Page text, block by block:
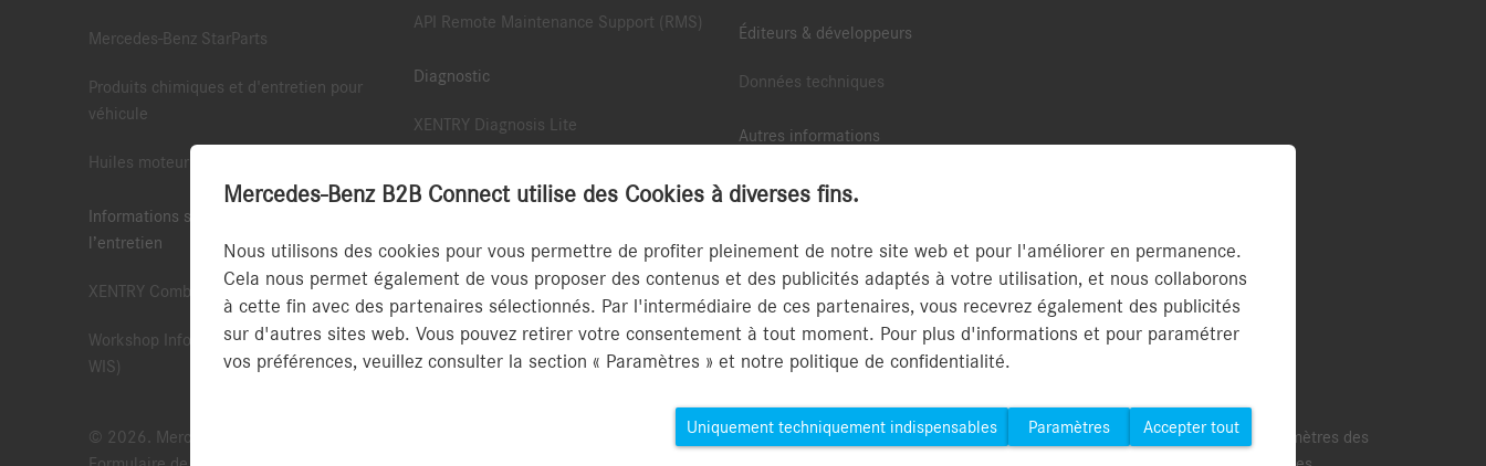
Mercedes-Benz B2B Connect utilise des Cookies à diverses fins.
Nous utilisons des cookies pour vous permettre de profiter pleinement de notre site web et pour l'améliorer en permanence.
Cela nous permet également de vous proposer des contenus et des publicités adaptés à votre utilisation, et nous collaborons
à cette fin avec des partenaires sélectionnés. Par l'intermédiaire de ces partenaires, vous recevrez également des publicités
sur d'autres sites web. Vous pouvez retirer votre consentement à tout moment. Pour plus d'informations et pour paramétrer
vos préférences, veuillez consulter la section « Paramètres » et notre politique de confidentialité.
Uniquement techniquement indispensables Paramètres Accepter tout
Mercedes-Benz StarParts
Produits chimiques et d'entretien pour
véhicule
Huiles moteur d'Origine Mercedes-Benz
Informations sur la réparation et
l’entretien
XENTRY Combo Package
Workshop Information System (XENTRY
WIS)
API Remote Maintenance Support (RMS)
Diagnostic
XENTRY Diagnosis Lite
XENTRY Scope
Storage
Éditeurs & développeurs
Données techniques
Autres informations
L’application B2B Connect
Guide de l’authentification multifacteur
© 2026. Mercedes-Benz France Société par Actions Simplifiées (SAS) /
Politique de confidentialité B2B
Mentions
Conditions Générales
Paramètres des